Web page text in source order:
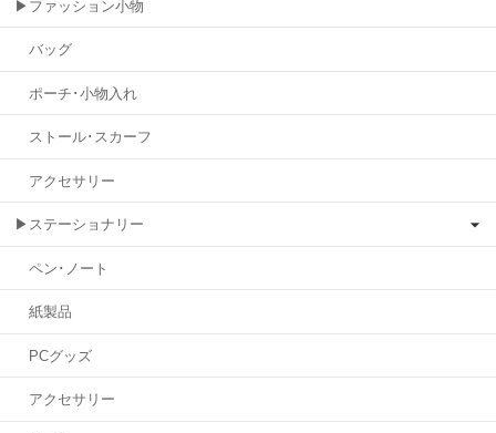
▶ファッション小物
バッグ
ポーチ･小物入れ
ストール･スカーフ
アクセサリー
▶ステーショナリー
ペン･ノート
紙製品
PCグッズ
アクセサリー